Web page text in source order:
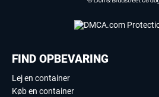
FIND OPBEVARING
Lej en container
Køb en container